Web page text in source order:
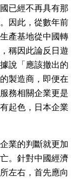
已經不再具有那
因此，從數年前
產基地從中國轉
稱因此論反日遊
說「應該撤出的
製造商，即便在
務相關企業更是
起色，日本企業
業的判斷就更加
。針對中國經濟
左右，首先應向